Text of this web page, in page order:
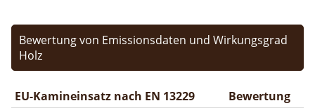
Bewertung von Emissionsdaten und Wirkungsgrad
Holz
EU-Kamineinsatz nach EN 13229
Bewertung